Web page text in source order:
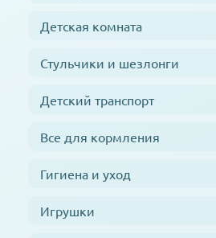
Детская комната
Стульчики и шезлонги
Детский транспорт
Все для кормления
Гигиена и уход
Игрушки